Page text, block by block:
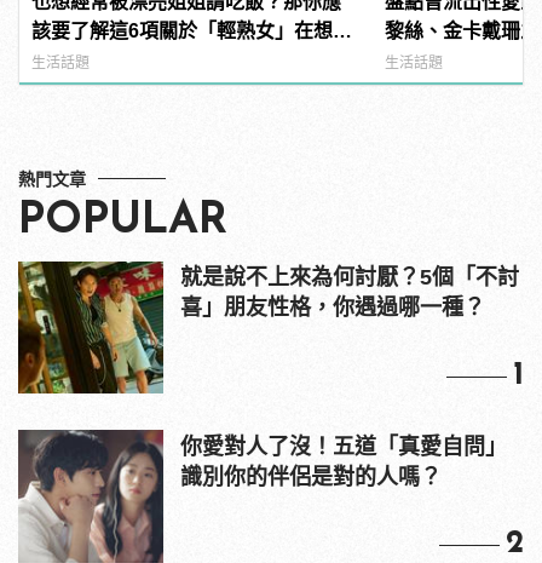
該要了解這6項關於「輕熟女」在想什
麼
生活話題
黎絲、金卡戴珊
生活話題
熱門文章
POPULAR
就是說不上來為何討厭？5個「不討
喜」朋友性格，你遇過哪一種？
1
你愛對人了沒！五道「真愛自問」
識別你的伴侶是對的人嗎？
2